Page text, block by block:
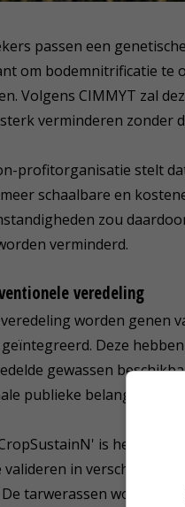
passen een
om bodemnitrificatie
Volgens CIMMYT zal
verminderen zonder
profitorganisatie stelt
schaalbare en
zou
verminderd.
veredeling
worden genen
Deze
gewassen
publieke belang.
is het de
in verschillende
tarwerassen worden